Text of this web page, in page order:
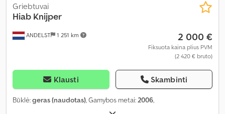
ANDELST 1 251 km
Griebtuvai
Hiab Knijper
2 000 €
Fiksuota kaina plius PVM
(2 420 € bruto)
Klausti Skambinti
Būklė:geras (naudotas), Gamybos metai:2006,